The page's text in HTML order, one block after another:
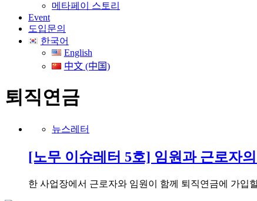
메타페이 스토리
Event
도입문의
한국어
English
中文 (中国)
퇴직연금
뉴스레터
[노무 이슈레터 5호] 임원과 근로자
한 사업장에서 근로자와 임원이 함께 퇴직연금에 가입